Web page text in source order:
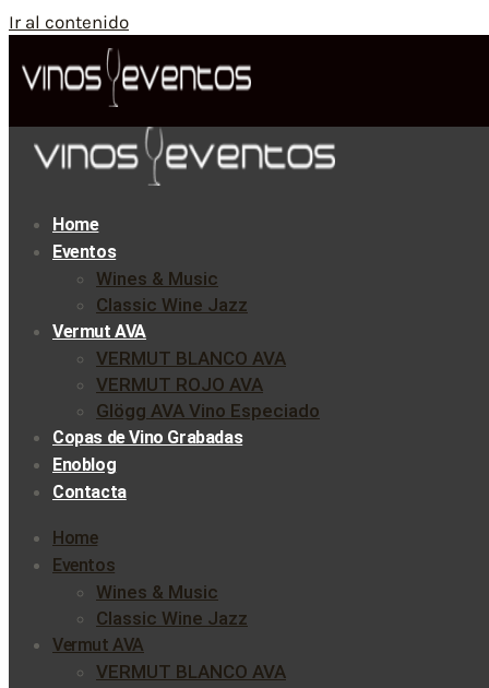
Ir al contenido
Home
Eventos
Wines & Music
Classic Wine Jazz
Vermut AVA
VERMUT BLANCO AVA
VERMUT ROJO AVA
Glögg AVA Vino Especiado
Copas de Vino Grabadas
Enoblog
Contacta
Home
Eventos
Wines & Music
Classic Wine Jazz
Vermut AVA
VERMUT BLANCO AVA